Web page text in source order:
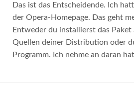
Das ist das Entscheidende. Ich
der Opera-Homepage. Das geht
Entweder du installierst das Paket
Quellen deiner Distribution oder
Programm. Ich nehme an daran